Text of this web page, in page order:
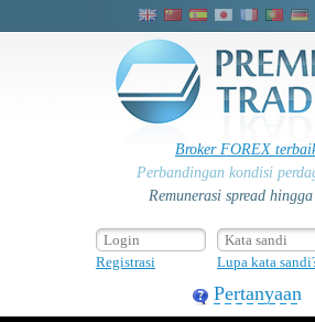
Broker FOREX
Perbandingan kondisi
Remunerasi spread
Registrasi Lupa kata
Pertanyaan